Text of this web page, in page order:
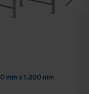
mm x 1.200 mm